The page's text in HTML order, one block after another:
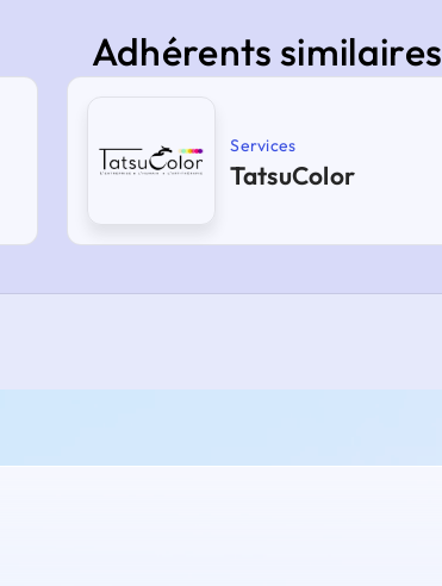
Adhérents similaires
Services
TatsuColor